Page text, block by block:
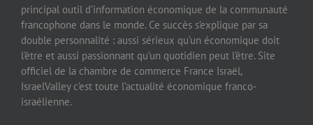
principal outil d’information économique de la communauté
francophone dans le monde. Ce succès s’explique par sa
double personnalité : aussi sérieux qu’un économique doit
l’être et aussi passionnant qu’un quotidien peut l’être. Site
officiel de la chambre de commerce France Israël,
IsraelValley c’est toute l’actualité économique franco-
israélienne.